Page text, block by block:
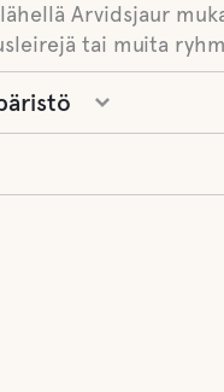
Arvidsjaur
tai muita